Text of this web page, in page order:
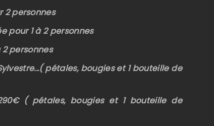
2 personnes
pour 1 à 2 personnes
personnes
pétales, bougies et 1 bouteille de
( pétales, bougies et 1 bouteille de